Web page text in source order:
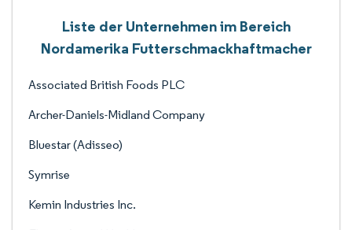
Liste der Unternehmen im Bereich
Nordamerika Futterschmackhaftmacher
Associated British Foods PLC
Archer-Daniels-Midland Company
Bluestar (Adisseo)
Symrise
Kemin Industries Inc.